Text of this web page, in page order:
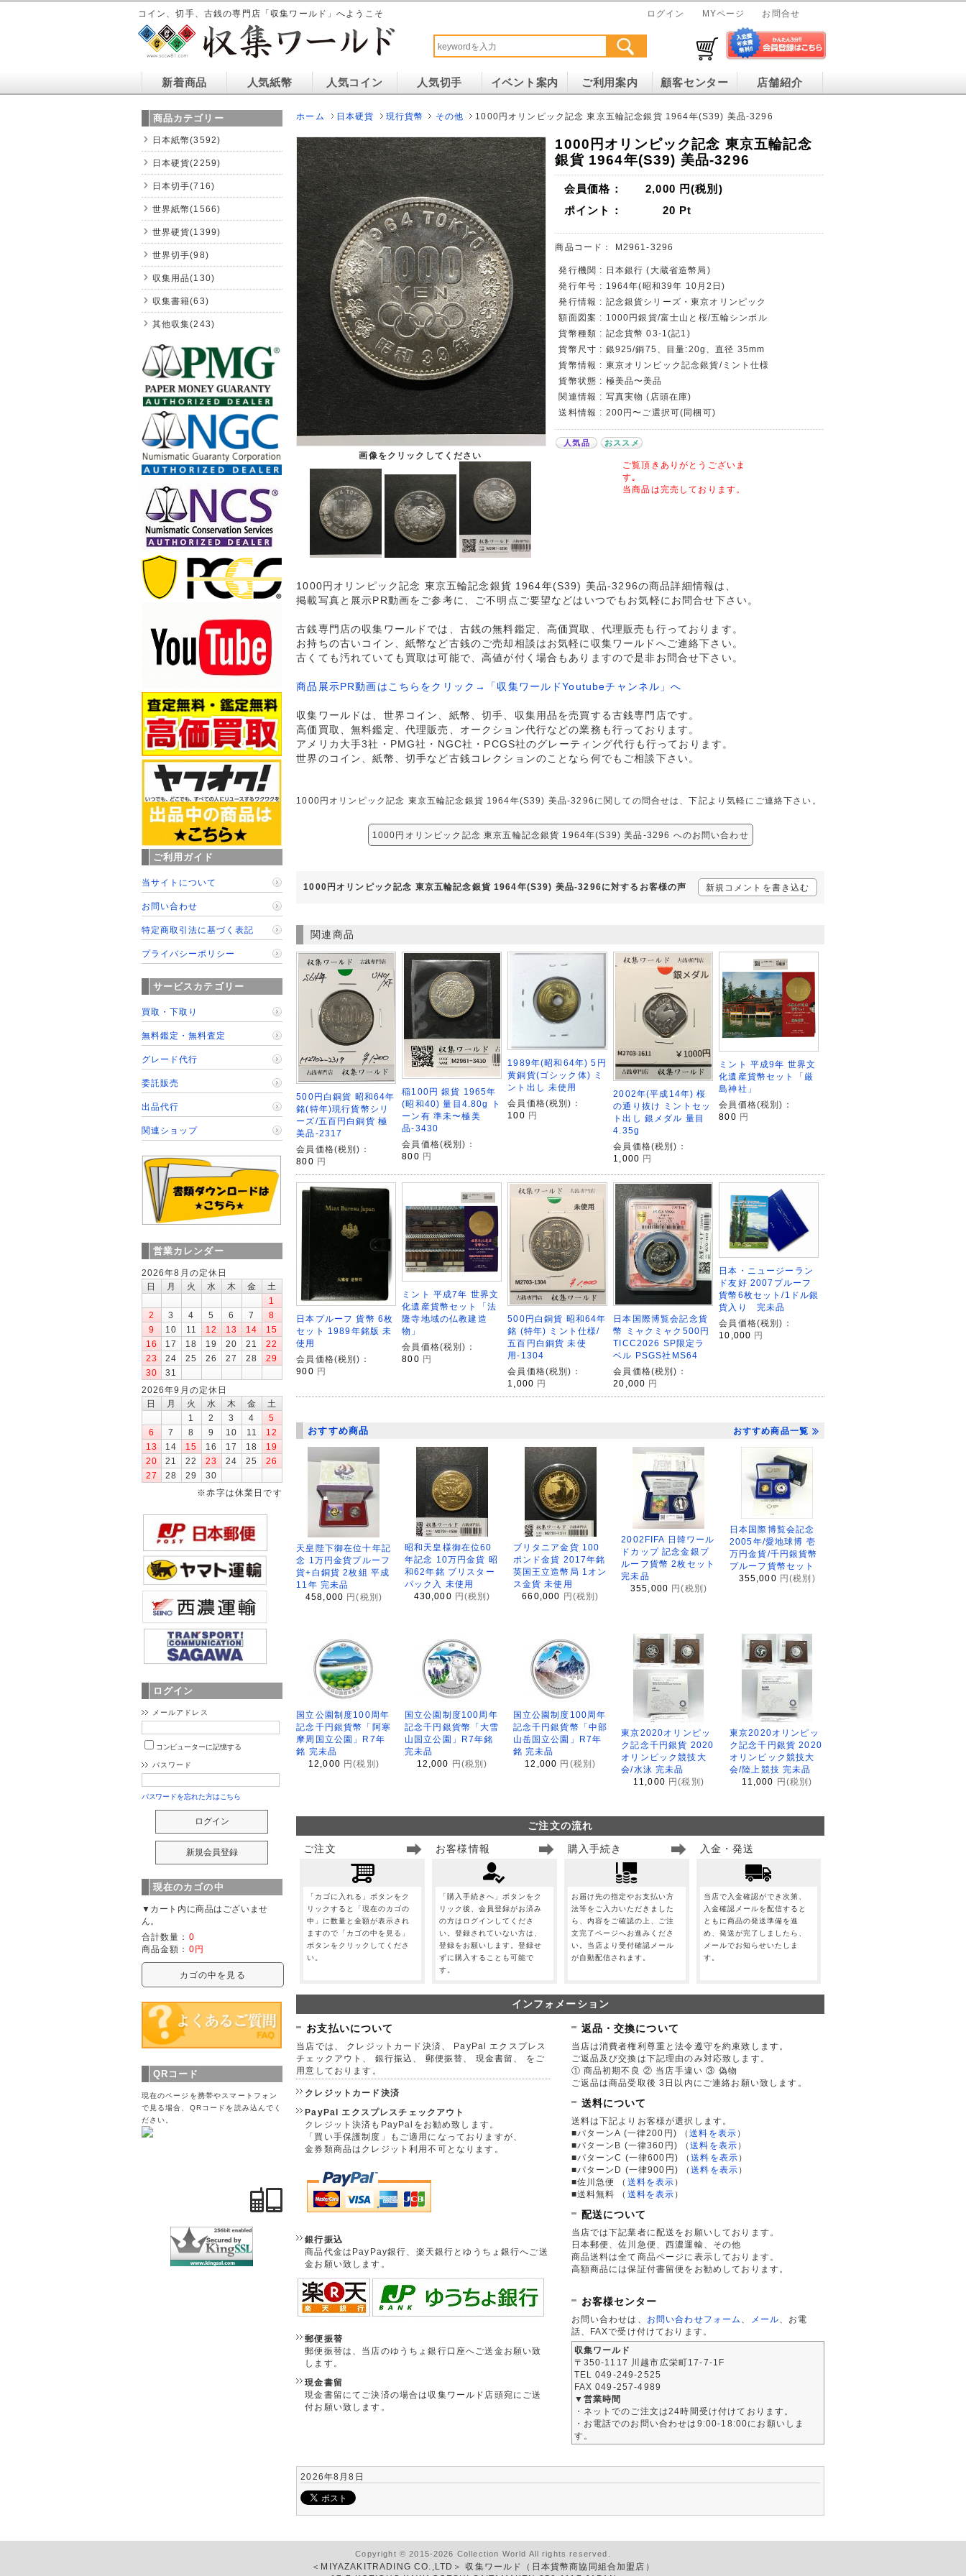
コイン、切手、古銭の専門店「収集ワールド」へようこそ ログイン MYページ お問合せ
新着商品 人気紙幣 人気コイン 人気切手 イベント案内 ご利用案内 顧客センター 店舗紹介
ホーム 日本硬貨 現行貨幣 その他 1000円オリンピック記念 東京五輪記念銀貨 1964年(S39) 美品-3296
画像をクリックしてください
1000円オリンピック記念 東京五輪記念
銀貨 1964年(S39) 美品-3296
会員価格： 2,000 円(税別)
ポイント：
20 Pt
商品コード： M2961-3296
発行機関 : 日本銀行 (大蔵省造幣局)
発行年号 : 1964年(昭和39年 10月2日)
発行情報 : 記念銀貨シリーズ・東京オリンピック
額面図案 : 1000円銀貨/富士山と桜/五輪シンボル
貨幣種類 : 記念貨幣 03-1(記1)
貨幣尺寸 : 銀925/銅75、目量:20g、直径 35mm
貨幣情報 : 東京オリンピック記念銀貨/ミント仕様
貨幣状態 : 極美品〜美品
関連情報 : 写真実物 (店頭在庫)
送料情報 : 200円〜ご選択可(同梱可)
人気品 おススメ
ご覧頂きありがとうございま
す｡
当商品は完売しております。
1000円オリンピック記念 東京五輪記念銀貨 1964年(S39) 美品-3296の商品詳細情報は、
掲載写真と展示PR動画をご参考に、ご不明点ご要望などはいつでもお気軽にお問合せ下さい。
古銭専門店の収集ワールドでは、古銭の無料鑑定、高価買取、代理販売も行っております。
お持ちの古いコイン、紙幣など古銭のご売却相談はお気軽に収集ワールドへご連絡下さい。
古くても汚れていても買取は可能で、高値が付く場合もありますので是非お問合せ下さい。
商品展示PR動画はこちらをクリック→「収集ワールドYoutubeチャンネル」へ
収集ワールドは、世界コイン、紙幣、切手、収集用品を売買する古銭専門店です。
高価買取、無料鑑定、代理販売、オークション代行などの業務も行っております。
アメリカ大手3社・PMG社・NGC社・PCGS社のグレーティング代行も行っております。
世界のコイン、紙幣、切手など古銭コレクションのことなら何でもご相談下さい。
1000円オリンピック記念 東京五輪記念銀貨 1964年(S39) 美品-3296に関しての問合せは、下記より気軽にご連絡下さい。
1000円オリンピック記念 東京五輪記念銀貨 1964年(S39) 美品-3296 へのお問い合わせ
1000円オリンピック記念 東京五輪記念銀貨 1964年(S39) 美品-3296に対するお客様の声 新規コメントを書き込む
関連商品
500円白銅貨 昭和64年
銘(特年)現行貨幣シリ
ーズ/五百円白銅貨 極
美品-2317
会員価格(税別)：
800 円
稲100円 銀貨 1965年
(昭和40) 量目4.80g ト
ーン有 準未〜極美
品-3430
会員価格(税別)：
800 円
1989年(昭和64年) 5円
黄銅貨(ゴシック体) ミ
ント出し 未使用
会員価格(税別)：
100 円
2002年(平成14年) 桜
の通り抜け ミントセッ
ト出し 銀メダル 量目
4.35g
会員価格(税別)：
1,000 円
ミント 平成9年 世界文
化遺産貨幣セット「厳
島神社」
会員価格(税別)：
800 円
日本プルーフ 貨幣 6枚
セット 1989年銘版 未
使用
会員価格(税別)：
900 円
ミント 平成7年 世界文
化遺産貨幣セット「法
隆寺地域の仏教建造
物」
会員価格(税別)：
800 円
500円白銅貨 昭和64年
銘 (特年) ミント仕様/
五百円白銅貨 未使
用-1304
会員価格(税別)：
1,000 円
日本国際博覧会記念貨
幣 ミャクミャク500円
TICC2026 SP限定ラ
ベル PSGS社MS64
会員価格(税別)：
20,000 円
日本・ニュージーラン
ド友好 2007プルーフ
貨幣6枚セット/1ドル銀
貨入り 完未品
会員価格(税別)：
10,000 円
おすすめ商品 おすすめ商品一覧
天皇陛下御在位十年記
念 1万円金貨プルーフ
貨+白銅貨 2枚組 平成
11年 完未品
458,000 円(税別)
昭和天皇様御在位60
年記念 10万円金貨 昭
和62年銘 ブリスター
パック入 未使用
430,000 円(税別)
ブリタニア金貨 100
ポンド金貨 2017年銘
英国王立造幣局 1オン
ス金貨 未使用
660,000 円(税別)
2002FIFA 日韓ワール
ドカップ 記念金銀プ
ルーフ貨幣 2枚セット
完未品
355,000 円(税別)
日本国際博覧会記念
2005年/愛地球博 壱
万円金貨/千円銀貨幣
プルーフ貨幣セット
355,000 円(税別)
国立公園制度100周年
記念千円銀貨幣「阿寒
摩周国立公園」R7年
銘 完未品
12,000 円(税別)
国立公園制度100周年
記念千円銀貨幣「大雪
山国立公園」R7年銘
完未品
12,000
円(税別)
国立公園制度100周年
記念千円銀貨幣「中部
山岳国立公園」R7年
銘 完未品
12,000 円(税別)
東京2020オリンピッ
ク記念千円銀貨 2020
オリンピック競技大
会/水泳 完未品
11,000 円(税別)
東京2020オリンピッ
ク記念千円銀貨 2020
オリンピック競技大
会/陸上競技 完未品
11,000
円(税別)
ご注文の流れ
ご注文
「カゴに入れる」ボタンをク
リックすると「現在のカゴの
中」に数量と金額が表示され
ますので「カゴの中を見る」
ボタンをクリックしてくださ
い。
お客様情報
「購入手続きへ」ボタンをク
リック後、会員登録がお済み
の方はログインしてくださ
い。登録されていない方は、
登録をお願いします。登録せ
ずに購入することも可能で
す。
購入手続き
お届け先の指定やお支払い方
法等をご入力いただきました
ら、内容をご確認の上、ご注
文完了ページへお進みくださ
い。当店より受付確認メール
が自動配信されます。
入金・発送
当店で入金確認ができ次第、
入金確認メールを配信すると
ともに商品の発送準備を進
め、発送が完了しましたら、
メールでお知らせいたしま
す。
インフォメーション
お支払いについて
当店では、 クレジットカード決済、 PayPal エクスプレス
チェックアウト、 銀行振込、 郵便振替、 現金書留、 をご
用意しております。
クレジットカード決済
PayPal エクスプレスチェックアウト
クレジット決済もPayPalをお勧め致します。
「買い手保護制度」もご適用になっておりますが、
金券類商品はクレジット利用不可となります。
銀行振込
商品代金はPayPay銀行、楽天銀行とゆうちょ銀行へご送
金お願い致します。
郵便振替
郵便振替は、当店のゆうちょ銀行口座へご送金お願い致
します。
現金書留
現金書留にてご決済の場合は収集ワールド店頭宛にご送
付お願い致します。
返品・交換について
当店は消費者権利尊重と法令遵守を約束致します。
ご返品及び交換は下記理由のみ対応致します。
① 商品初期不良 ② 当店手違い ③ 偽物
ご返品は商品受取後 3日以内にご連絡お願い致します。
送料について
送料は下記よりお客様が選択します。
■パターンA (一律200円)
（送料を表示 ）
■パターンB (一律360円)
（送料を表示 ）
■パターンC (一律600円)
（送料を表示 ）
■パターンD (一律900円)
（送料を表示 ）
■佐川急便
（ 送料を表示 ）
■送料無料
（ 送料を表示 ）
配送について
当店では下記業者に配送をお願いしております。
日本郵便、佐川急便、西濃運輸、その他
商品送料は全て商品ページに表示しております。
高額商品には保証付書留便をお勧めしております。
お客様センター
お問い合わせは、 お問い合わせフォーム メール 、お電
話、FAXで受け付けております。
収集ワールド
〒350-1117 川越市広栄町17-7-1F
TEL 049-249-2525
FAX 049-257-4989
▼営業時間
・ネットでのご注文は24時間受け付けております。
・お電話でのお問い合わせは9:00-18:00にお願いしま
す。
2026年8月8日
商品カテゴリー
日本紙幣(3592)
日本硬貨(2259)
日本切手(716)
世界紙幣(1566)
世界硬貨(1399)
世界切手(98)
収集用品(130)
収集書籍(63)
其他収集(243)
ご利用ガイド
当サイトについて
お問い合わせ
特定商取引法に基づく表記
プライバシーポリシー
サービスカテゴリー
買取・下取り
無料鑑定・無料査定
グレード代行
委託販売
出品代行
関連ショップ
営業カレンダー
2026年8月の定休日
日
月 火 水 木 金
土
1
2
3 4 5 6 7
8
9
10 11 12 13 14
15
16
17 18 19 20 21
22
23
24 25 26 27 28
29
30
31
2026年9月の定休日
日
月 火 水 木 金
土
1
2 3 4
5
6
7 8 9 10 11
12
13
14 15 16 17 18
19
20
21 22 23 24 25
26
27
28 29
30
※赤字は休業日です
ログイン
メールアドレス
コンピューターに記憶する
パスワード
パスワードを忘れた方はこちら
現在のカゴの中
▼カート内に商品はございませ
ん。
合計数量： 0
商品金額： 0円
カゴの中を見る
QRコード
現在のページを携帯やスマートフォン
で見る場合、QRコードを読み込んでく
ださい。
Copyright © 2015-2026 Collection World All rights reserved.
＜MIYAZAKITRADING CO.,LTD＞ 収集ワールド（日本貨幣商協同組合加盟店）